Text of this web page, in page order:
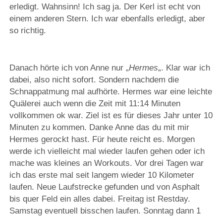
erledigt. Wahnsinn! Ich sag ja. Der Kerl ist echt von
einem anderen Stern. Ich war ebenfalls erledigt, aber
so richtig.
Danach hörte ich von Anne nur „Hermes„. Klar war ich
dabei, also nicht sofort. Sondern nachdem die
Schnappatmung mal aufhörte. Hermes war eine leichte
Quälerei auch wenn die Zeit mit 11:14 Minuten
vollkommen ok war. Ziel ist es für dieses Jahr unter 10
Minuten zu kommen. Danke Anne das du mit mir
Hermes gerockt hast. Für heute reicht es. Morgen
werde ich vielleicht mal wieder laufen gehen oder ich
mache was kleines an Workouts. Vor drei Tagen war
ich das erste mal seit langem wieder 10 Kilometer
laufen. Neue Laufstrecke gefunden und von Asphalt
bis quer Feld ein alles dabei. Freitag ist Restday.
Samstag eventuell bisschen laufen. Sonntag dann 1